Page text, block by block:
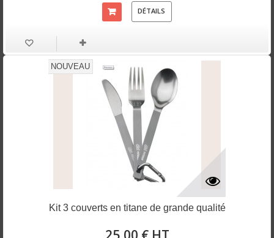
DÉTAILS
NOUVEAU
Kit 3 couverts en titane de grande qualité